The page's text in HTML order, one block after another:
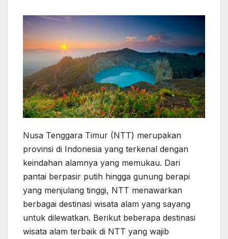
Nusa Tenggara Timur (NTT) merupakan
provinsi di Indonesia yang terkenal dengan
keindahan alamnya yang memukau. Dari
pantai berpasir putih hingga gunung berapi
yang menjulang tinggi, NTT menawarkan
berbagai destinasi wisata alam yang sayang
untuk dilewatkan. Berikut beberapa destinasi
wisata alam terbaik di NTT yang wajib